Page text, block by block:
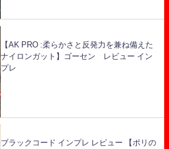
【AK PRO :柔らかさと反発力を兼ね備えた
ナイロンガット】ゴーセン レビュー イン
プレ
ブラックコード インプレ レビュー 【ポリの